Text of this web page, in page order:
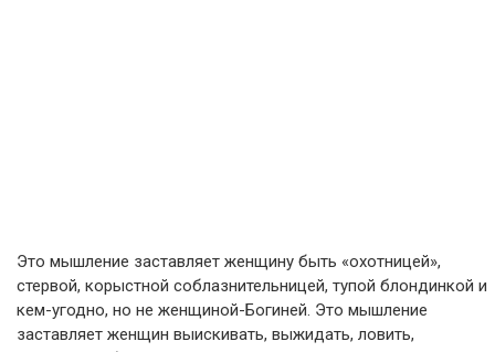
Это мышление заставляет женщину быть «охотницей»,
стервой, корыстной соблазнительницей, тупой блондинкой и
кем-угодно, но не женщиной-Богиней. Это мышление
заставляет женщин выискивать, выжидать, ловить,